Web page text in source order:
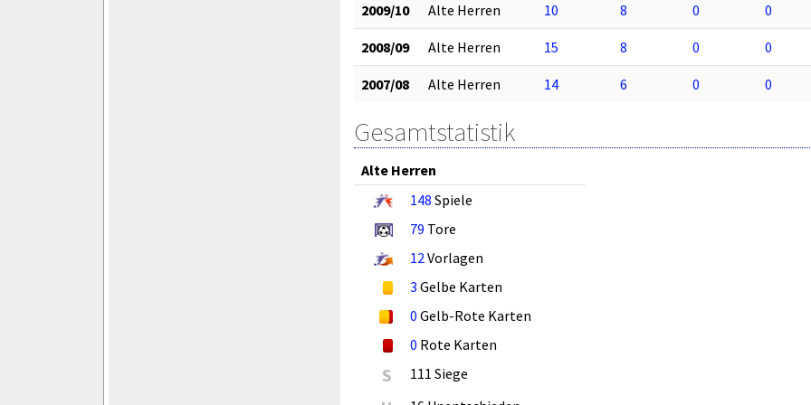
2009/10 Alte Herren 10 8 0 0
2008/09 Alte Herren 15 8 0 0
2007/08 Alte Herren 14 6 0 0
Gesamtstatistik
Alte Herren
148 Spiele
79 Tore
12Vorlagen
3 Gelbe Karten
0 Gelb-Rote Karten
0 Rote Karten
S 111 Siege